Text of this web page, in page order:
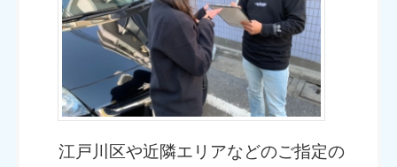
江戸川区や近隣エリアなどのご指定の